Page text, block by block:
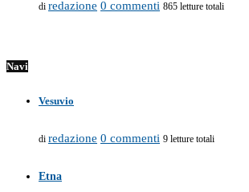
di redazione 0 commenti 865 letture totali
Navi
Vesuvio
di redazione 0 commenti 9 letture totali
Etna